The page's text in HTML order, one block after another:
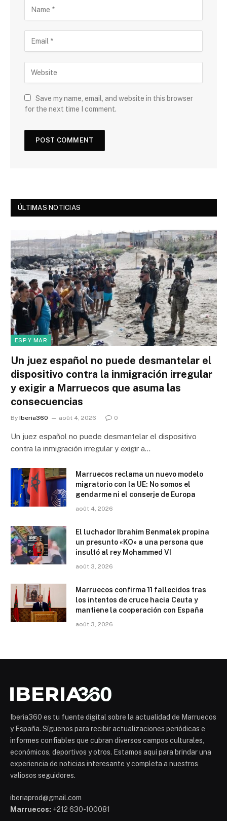
Save my name, email, and website in this browser
for the next time I comment.
ÚLTIMAS NOTICIAS
ESP Y MAR
Un juez español no puede desmantelar el
dispositivo contra la inmigración irregular
y exigir a Marruecos que asuma las
consecuencias
By Iberia360 août 4, 2026 0
Un juez español no puede desmantelar el dispositivo
contra la inmigración irregular y exigir a…
Marruecos reclama un nuevo modelo
migratorio con la UE: No somos el
gendarme ni el conserje de Europa
août 4, 2026
El luchador Ibrahim Benmalek propina
un presunto «KO» a una persona que
insultó al rey Mohammed VI
août 3, 2026
Marruecos confirma 11 fallecidos tras
los intentos de cruce hacia Ceuta y
mantiene la cooperación con España
août 3, 2026
Iberia360 es tu fuente digital sobre la actualidad de Marruecos
y España. Síguenos para recibir actualizaciones periódicas e
informes confiables que cubran diversos campos culturales,
económicos, deportivos y otros. Estamos aquí para brindar una
experiencia de noticias interesante y completa a nuestros
valiosos seguidores.
iberiaprod@gmail.com
Marruecos: +212 630-100081